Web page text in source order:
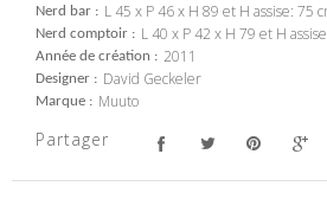
Nerd bar L 45 x P 46 x H 89 et H assise: 75
Nerd comptoir L 40 x P 42 x H 79 et H
Année de création 2011
Designer David Geckeler
Marque Muuto
Partager